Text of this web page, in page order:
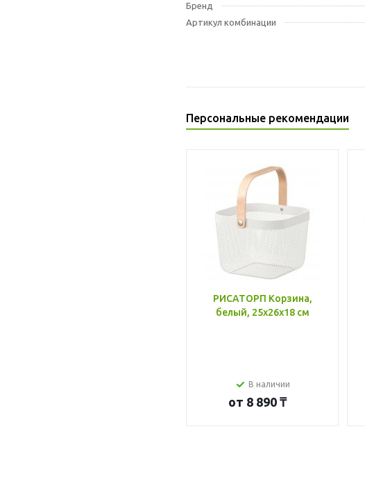
Бренд
Артикул комбинации
Персональные рекомендации
РИСАТОРП Корзина,
белый, 25x26x18 см
В наличии
от 8 890 ₸